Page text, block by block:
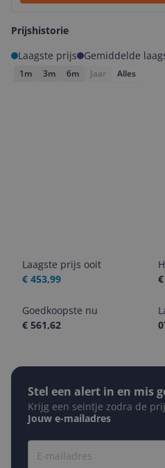
Prijshistorie
Laagste prijs
Gemiddelde
1m 3m 6m Jaar Alles
Laagste prijs ooit
€ 453,99
Goedkoopste nu
€ 561,62
Stel een alert in en mis
Krijg een seintje zodra de
Jouw e-mailadres